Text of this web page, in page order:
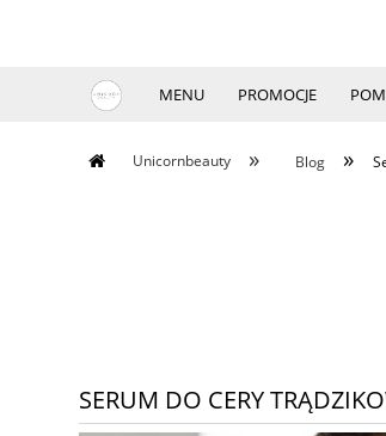
MENU PROMOCJE
Unicornbeauty » Blog »
SERUM DO CERY